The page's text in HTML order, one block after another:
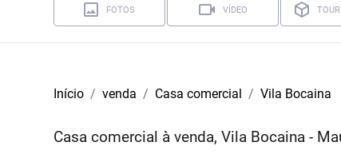
FOTOS VÍDEO
Início venda Casa comercial Vila Bocaina
Casa comercial à venda, Vila Bocaina -